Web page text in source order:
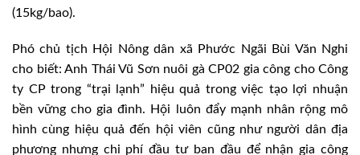
(15kg/bao).
Phó chủ tịch Hội Nông dân xã Phước Ngãi Bùi Văn Nghi
cho biết: Anh Thái Vũ Sơn nuôi gà CP02 gia công cho Công
ty CP trong “trại lạnh” hiệu quả trong việc tạo lợi nhuận
bền vững cho gia đình. Hội luôn đẩy mạnh nhân rộng mô
hình cùng hiệu quả đến hội viên cũng như người dân địa
phương nhưng chi phí đầu tư ban đầu để nhận gia công